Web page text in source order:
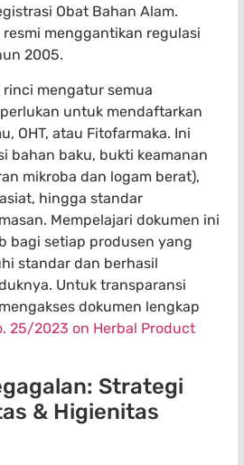
Obat Bahan Alam.
menggantikan regulasi
2005.
mengatur semua
untuk mendaftarkan
OHT, atau Fitofarmaka. Ini
bahan baku, bukti keamanan
mikroba dan logam berat),
hingga standar
Mempelajari dokumen ini
bagi setiap produsen yang
standar dan berhasil
Untuk transparansi
dokumen lengkap
25/2023 on Herbal Product
Strategi
& Higienitas